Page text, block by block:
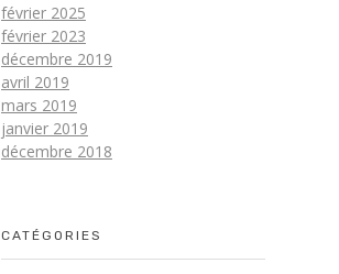
février 2025
février 2023
décembre 2019
avril 2019
mars 2019
janvier 2019
décembre 2018
CATÉGORIES